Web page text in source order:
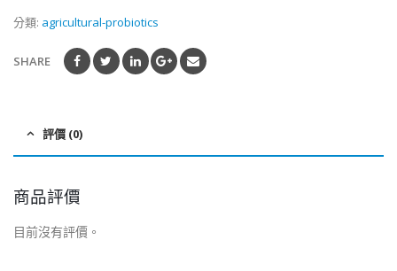
out
of
分類: agricultural-probiotics
SHARE
評價 (0)
商品評價
目前沒有評價。